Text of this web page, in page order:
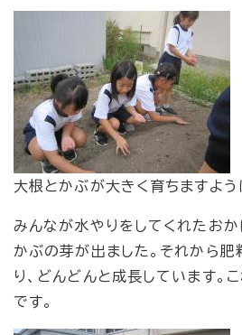
大根とかぶが大きく育ちますよう
みんなが水やりをしてくれたおか
かぶの芽が出ました。それから肥
り、どんどんと成長しています。
です。